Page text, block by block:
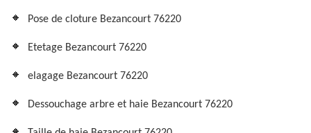
Pose de cloture Bezancourt 76220
Etetage Bezancourt 76220
elagage Bezancourt 76220
Dessouchage arbre et haie Bezancourt 76220